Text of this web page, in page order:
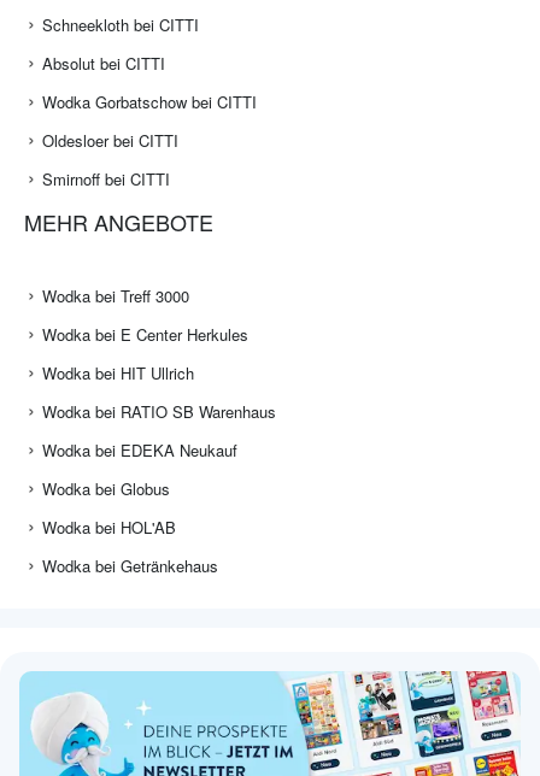
Schneekloth bei CITTI
Absolut bei CITTI
Wodka Gorbatschow bei CITTI
Oldesloer bei CITTI
Smirnoff bei CITTI
MEHR ANGEBOTE
Wodka bei Treff 3000
Wodka bei E Center Herkules
Wodka bei HIT Ullrich
Wodka bei RATIO SB Warenhaus
Wodka bei EDEKA Neukauf
Wodka bei Globus
Wodka bei HOL'AB
Wodka bei Getränkehaus